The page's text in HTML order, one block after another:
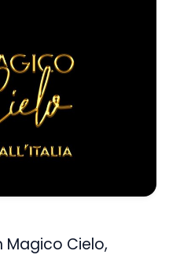
Magico Cielo,